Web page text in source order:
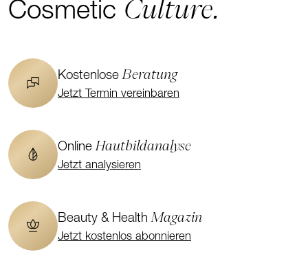
Cosmetic Culture.
KostenloseBeratung
Jetzt Termin vereinbaren
OnlineHautbildanalyse
Jetzt analysieren
Beauty & HealthMagazin
Jetzt kostenlos abonnieren